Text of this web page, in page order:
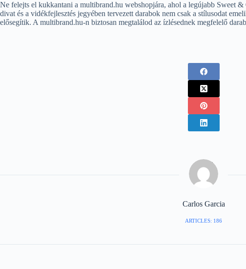
Ne felejts el kukkantani a multibrand.hu webshopjára, ahol a legújabb Sweet
divat és a vidékfejlesztés jegyében tervezett darabok nem csak a stílusodat
elősegítik. A multibrand.hu-n biztosan megtalálod az ízlésednek megfelelő
Carlos Garcia
ARTICLES: 186